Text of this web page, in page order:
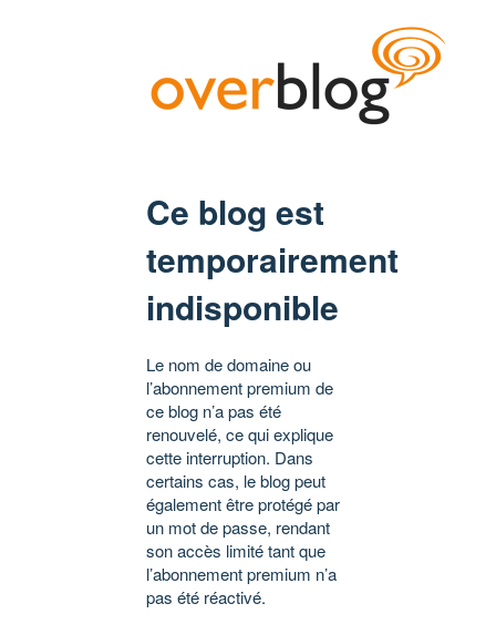
Ce blog est
temporairement
indisponible
Le nom de domaine ou
l’abonnement premium de
ce blog n’a pas été
renouvelé, ce qui explique
cette interruption. Dans
certains cas, le blog peut
également être protégé par
un mot de passe, rendant
son accès limité tant que
l’abonnement premium n’a
pas été réactivé.